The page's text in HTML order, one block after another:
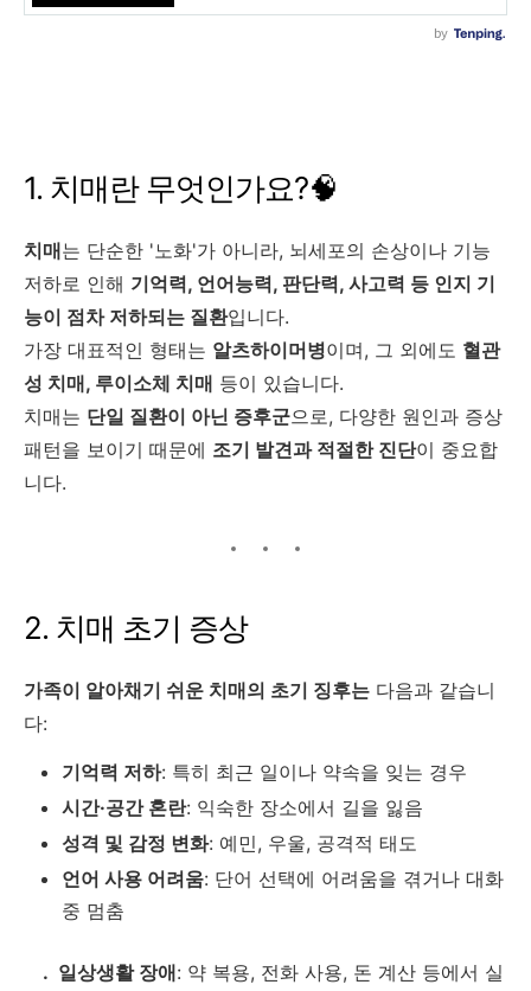
1. 치매란 무엇인가요?🧠
치매는 단순한 '노화'가 아니라, 뇌세포의 손상이나 기능
저하로 인해 기억력, 언어능력, 판단력, 사고력 등 인지 기
능이 점차 저하되는 질환입니다.
가장 대표적인 형태는 알츠하이머병이며, 그 외에도 혈관
성 치매, 루이소체 치매 등이 있습니다.
치매는 단일 질환이 아닌 증후군으로, 다양한 원인과 증상
패턴을 보이기 때문에 조기 발견과 적절한 진단이 중요합
니다.
2. 치매 초기 증상
가족이 알아채기 쉬운 치매의 초기 징후는 다음과 같습니
다:
기억력 저하: 특히 최근 일이나 약속을 잊는 경우
시간·공간 혼란: 익숙한 장소에서 길을 잃음
성격 및 감정 변화: 예민, 우울, 공격적 태도
언어 사용 어려움: 단어 선택에 어려움을 겪거나 대화
중 멈춤
. 일상생활 장애: 약 복용, 전화 사용, 돈 계산 등에서 실